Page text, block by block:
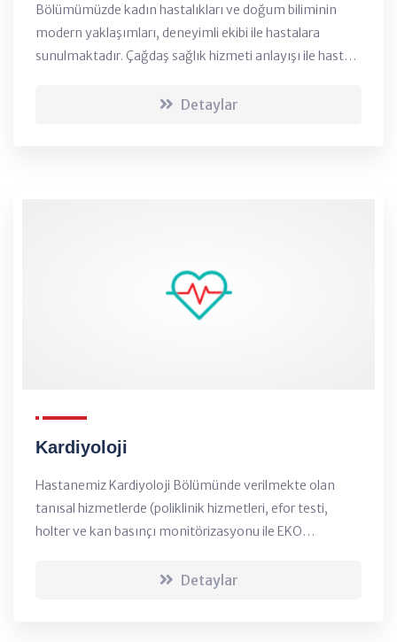
Bölümümüzde kadın hastalıkları ve doğum biliminin
modern yaklaşımları, deneyimli ekibi ile hastalara
sunulmaktadır. Çağdaş sağlık hizmeti anlayışı ile hasta
hekimlik anlayışını birleştiren doğrultuda hare...
Detaylar
Kardiyoloji
Hastanemiz Kardiyoloji Bölümünde verilmekte olan
tanısal hizmetlerde (poliklinik hizmetleri, efor testi,
holter ve kan basınçı monitörizasyonu ile EKO
Detaylar